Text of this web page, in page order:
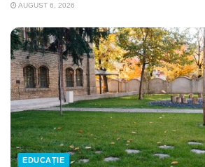
AUGUST 6, 2026
EDUCAȚIE